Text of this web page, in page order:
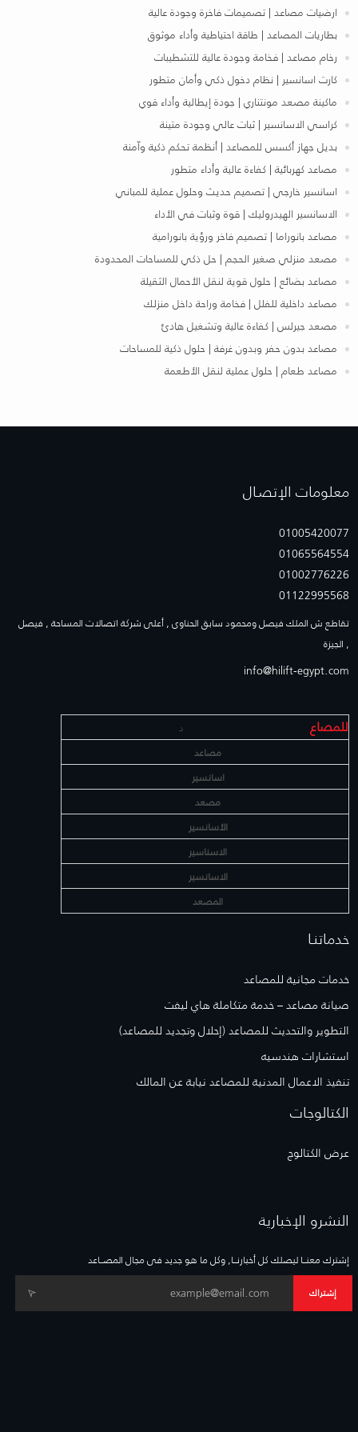
ارضيات مصاعد | تصميمات فاخرة وجودة عالية
بطاريات المصاعد | طاقة احتياطية وأداء موثوق
رخام مصاعد | فخامة وجودة عالية للتشطيبات
كارت اسانسير | نظام دخول ذكي وأمان متطور
ماكينة مصعد مونتناري | جودة إيطالية وأداء قوي
كراسي الاسانسير | ثبات عالي وجودة متينة
بديل جهاز أكسس للمصاعد | أنظمة تحكم ذكية وآمنة
مصاعد كهربائية | كفاءة عالية وأداء متطور
اسانسير خارجي | تصميم حديث وحلول عملية للمباني
الاسانسير الهيدروليك | قوة وثبات في الأداء
مصاعد بانوراما | تصميم فاخر ورؤية بانورامية
مصعد منزلي صغير الحجم | حل ذكي للمساحات المحدودة
مصاعد بضائع | حلول قوية لنقل الأحمال الثقيلة
مصاعد داخلية للفلل | فخامة وراحة داخل منزلك
مصعد جيرلس | كفاءة عالية وتشغيل هادئ
مصاعد بدون حفر وبدون غرفة | حلول ذكية للمساحات
مصاعد طعام | حلول عملية لنقل الأطعمة
معلومات الإتصـال
01005420077
01065564554
01002776226
01122995568
تقاطع ش الملك فيصل ومحمود سابق الحناوى , أعلى شركة اتصالات المساحة , فيصل
, الجيزة
info@hilift-egypt.com
للمصاع
د
مصاعد
اسانسير
مصعد
الأسانسير
الاسناسير
الاسانسير
المصعد
خدماتنـا
خدمات مجانية للمصاعد
صيانة مصاعد – خدمة متكاملة هاي ليفت
التطوير والتحديث للمصاعد (إحلال وتجديد للمصاعد)
استشارات هندسيه
تنفيذ الاعمال المدنية للمصاعد نيابة عن المالك
الكتالوجات
عرض الكتالوج
النشرو الإخبارية
إشترك معنــا ليصلك كل أخبارنــا, وكل ما هو جديد فى مجال المصــاعد